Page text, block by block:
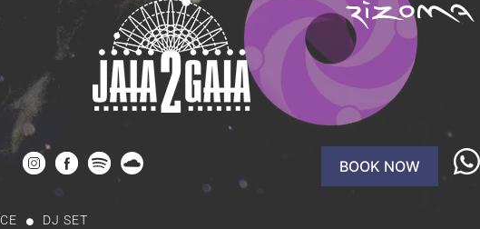
BOOK NOW
DJ SET